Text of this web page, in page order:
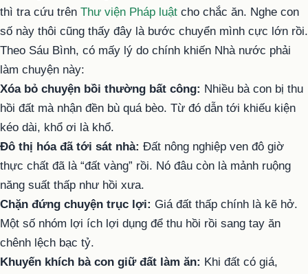
thì tra cứu trên Thư viện Pháp luật cho chắc ăn. Nghe con
số này thôi cũng thấy đây là bước chuyển mình cực lớn rồi.
Theo Sáu Bình, có mấy lý do chính khiến Nhà nước phải
làm chuyện này:
Xóa bỏ chuyện bồi thường bất công: Nhiều bà con bị thu
hồi đất mà nhận đền bù quá bèo. Từ đó dẫn tới khiếu kiện
kéo dài, khổ ơi là khổ.
Đô thị hóa đã tới sát nhà: Đất nông nghiệp ven đô giờ
thực chất đã là “đất vàng” rồi. Nó đâu còn là mảnh ruộng
năng suất thấp như hồi xưa.
Chặn đứng chuyện trục lợi: Giá đất thấp chính là kẽ hở.
Một số nhóm lợi ích lợi dụng để thu hồi rồi sang tay ăn
chênh lệch bạc tỷ.
Khuyến khích bà con giữ đất làm ăn: Khi đất có giá,